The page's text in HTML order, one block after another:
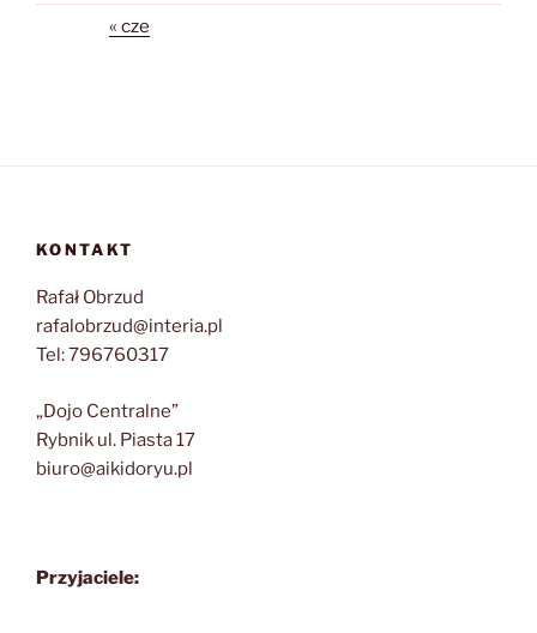
« cze
KONTAKT
Rafał Obrzud
rafalobrzud@interia.pl
Tel: 796760317
„Dojo Centralne”
Rybnik ul. Piasta 17
biuro@aikidoryu.pl
Przyjaciele: